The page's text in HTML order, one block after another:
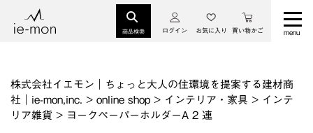
商品検索 ログイン お気に入り 買い物かご
株式会社イエモン｜ちょっと大人の住環境を提案する建材商
社｜ie-mon,inc. > online shop > インテリア・家具 > インテ
リア雑貨 > ヨークペーパーホルダーA 2 連